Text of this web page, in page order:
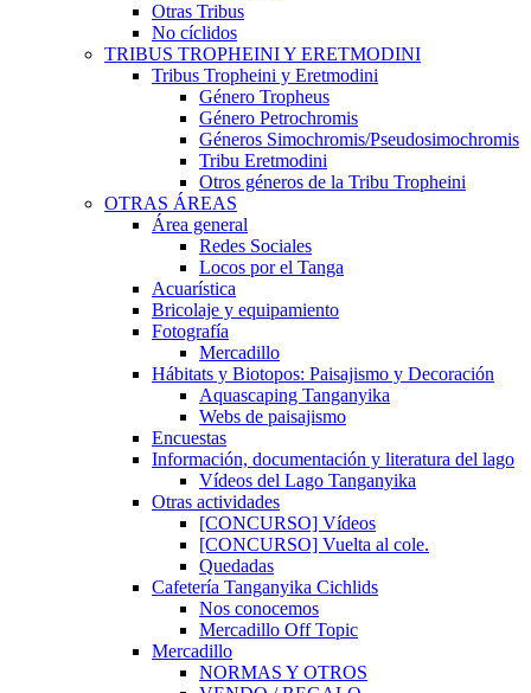
Otras Tribus
No cíclidos
TRIBUS TROPHEINI Y ERETMODINI
Tribus Tropheini y Eretmodini
Género Tropheus
Género Petrochromis
Géneros Simochromis/Pseudosimochromis
Tribu Eretmodini
Otros géneros de la Tribu Tropheini
OTRAS ÁREAS
Área general
Redes Sociales
Locos por el Tanga
Acuarística
Bricolaje y equipamiento
Fotografía
Mercadillo
Hábitats y Biotopos: Paisajismo y Decoración
Aquascaping Tanganyika
Webs de paisajismo
Encuestas
Información, documentación y literatura del lago
Vídeos del Lago Tanganyika
Otras actividades
[CONCURSO] Vídeos
[CONCURSO] Vuelta al cole.
Quedadas
Cafetería Tanganyika Cichlids
Nos conocemos
Mercadillo Off Topic
Mercadillo
NORMAS Y OTROS